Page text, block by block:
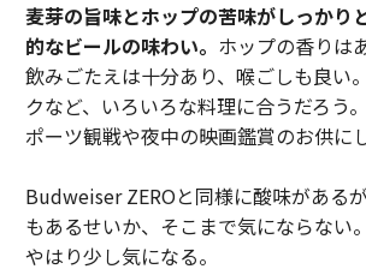
麦芽の旨味とホップの苦味がしっかり
的なビールの味わい。 ホップの香りは
飲みごたえは十分あり、喉ごしも良い
クなど、いろいろな料理に合うだろう
ポーツ観戦や夜中の映画鑑賞のお供に
Budweiser ZEROと同様に酸味がある
もあるせいか、そこまで気にならない
やはり少し気になる。